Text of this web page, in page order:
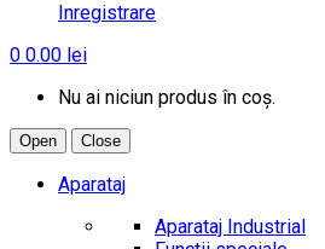
Inregistrare
0 0.00 lei
Nu ai niciun produs în coș.
Open Close
Aparataj
Aparataj Industrial